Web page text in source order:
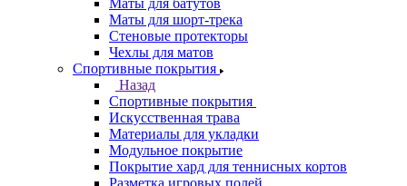
Маты для батутов
Маты для шорт-трека
Стеновые протекторы
Чехлы для матов
Спортивные покрытия
Назад
Спортивные покрытия
Искусственная трава
Материалы для укладки
Модульное покрытие
Покрытие хард для теннисных кортов
Разметка игровых полей